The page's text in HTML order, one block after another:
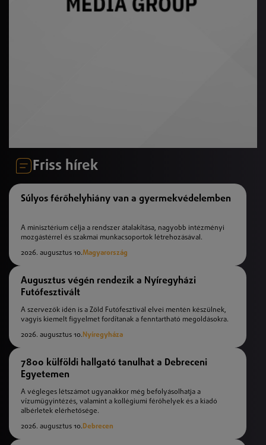
Friss hírek
Súlyos férőhelyhiány van a gyermekvédelemben
A minisztérium célja a rendszer átalakítása, nagyobb intézményi
mozgástérrel és szakmai munkacsoportok létrehozásával.
2026. augusztus 10.Magyarország
Augusztus végén rendezik a Nyíregyházi
Futófesztivált
A szervezők idén is a Zöld Futófesztivál elvei mentén készülnek,
vagyis kiemelt figyelmet fordítanak a fenntartható megoldásokra.
2026. augusztus 10. Nyíregyháza
7800 külföldi hallgató tanulhat a Debreceni
Egyetemen
A végleges létszámot ugyanakkor még befolyásolhatja a
vízumügyintézés, valamint a kollégiumi férőhelyek és a kiadó
albérletek elérhetősége.
2026. augusztus 10.Debrecen